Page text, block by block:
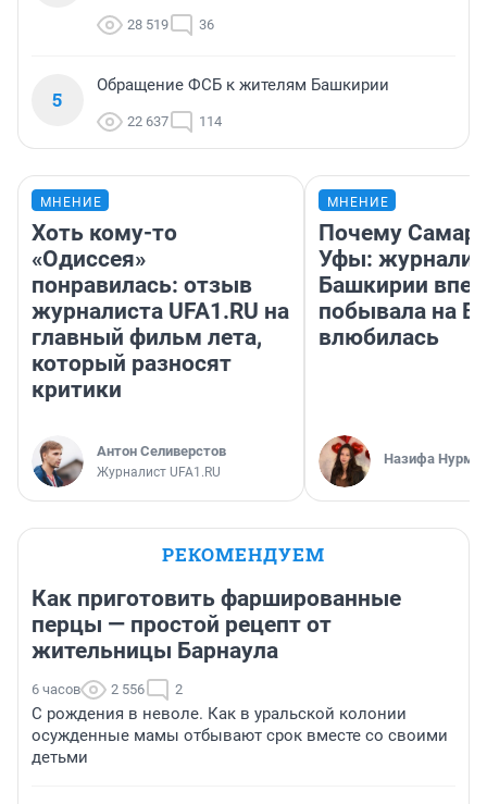
28 519 36
5
Обращение ФСБ к жителям Башкирии
22 637 114
МНЕНИЕ
Хоть кому-то
«Одиссея»
понравилась: отзыв
журналиста UFA1.RU на
главный фильм лета,
который разносят
критики
Антон Селиверстов
Журналист UFA1.RU
МНЕНИЕ
Почему
Уфы:
Башкирии
побывала на
влюбилась
Назифа
РЕКОМЕНДУЕМ
Как приготовить фаршированные
перцы — простой рецепт от
жительницы Барнаула
6 часов 2 556 2
С рождения в неволе. Как в уральской колонии
осужденные мамы отбывают срок вместе со своими
детьми